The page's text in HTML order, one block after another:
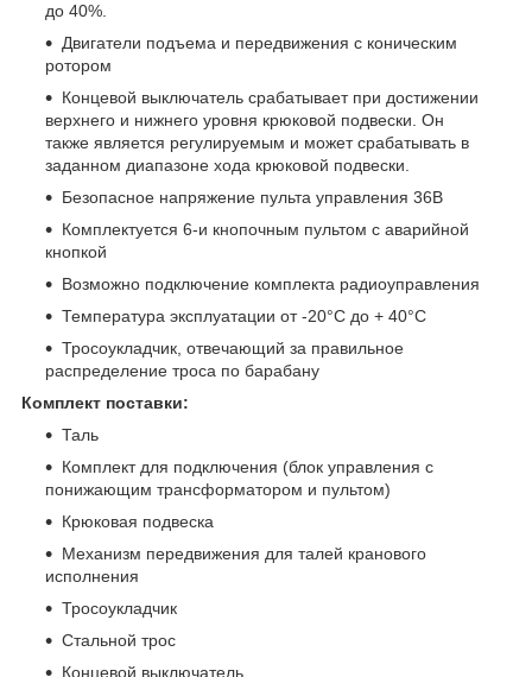
до 40%.
Двигатели подъема и передвижения с коническим
ротором
Концевой выключатель срабатывает при достижении
верхнего и нижнего уровня крюковой подвески. Он
также является регулируемым и может срабатывать в
заданном диапазоне хода крюковой подвески.
Безопасное напряжение пульта управления 36В
Комплектуется 6-и кнопочным пультом с аварийной
кнопкой
Возможно подключение комплекта радиоуправления
Температура эксплуатации от -20°C до + 40°C
Тросоукладчик, отвечающий за правильное
распределение троса по барабану
Комплект поставки:
Таль
Комплект для подключения (блок управления с
понижающим трансформатором и пультом)
Крюковая подвеска
Механизм передвижения для талей кранового
исполнения
Тросоукладчик
Стальной трос
Концевой выключатель